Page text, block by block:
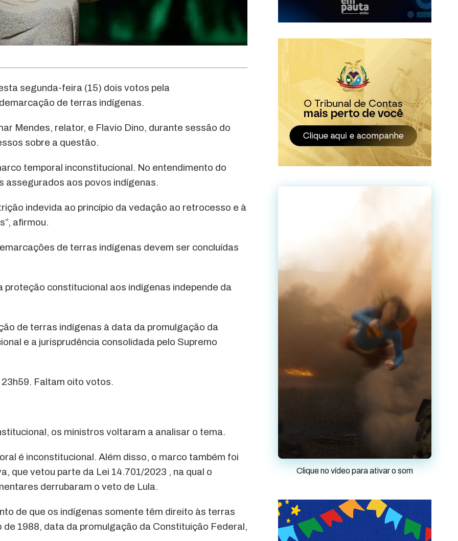
segunda-feira (15) dois votos pela
de terras indígenas.
Mendes, relator, e Flavio Dino, durante sessão do
sobre a questão.
temporal inconstitucional. No entendimento do
assegurados aos povos indígenas.
indevida ao princípio da vedação ao retrocesso e à
afirmou.
de terras indígenas devem ser concluídas
proteção constitucional aos indígenas independe da
de terras indígenas à data da promulgação da
e a jurisprudência consolidada pelo Supremo
Faltam oito votos.
os ministros voltaram a analisar o tema.
é inconstitucional. Além disso, o marco também foi
que vetou parte da Lei 14.701/2023 , na qual o
derrubaram o veto de Lula.
de que os indígenas somente têm direito às terras
1988, data da promulgação da Constituição Federal,
Clique no vídeo para ativar o som